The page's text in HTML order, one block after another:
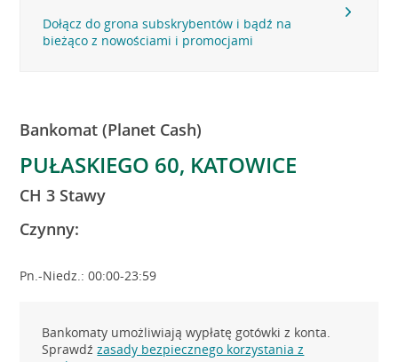
Dołącz do grona subskrybentów i bądź na
bieżąco z nowościami i promocjami
Bankomat (Planet Cash)
PUŁASKIEGO 60, KATOWICE
CH 3 Stawy
Czynny:
Pn.-Niedz.: 00:00-23:59
Bankomaty umożliwiają wypłatę gotówki z konta.
Sprawdźzasady bezpiecznego korzystania z